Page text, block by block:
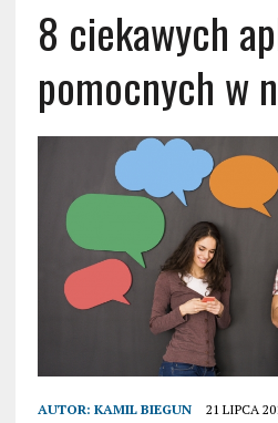
8 ciekawych
pomocnych w
AUTOR: KAMIL BIEGUN 21 LIPCA